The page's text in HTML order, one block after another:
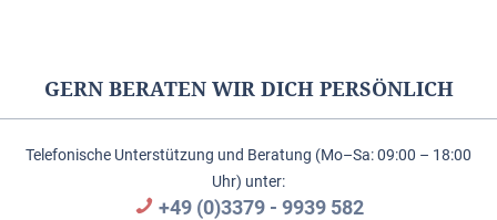
GERN BERATEN WIR DICH PERSÖNLICH
Telefonische Unterstützung und Beratung (Mo–Sa: 09:00 – 18:00
Uhr) unter:
+49 (0)3379 - 9939 582